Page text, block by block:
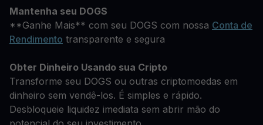
Mantenha seu DOGS
**Ganhe Mais** com seu DOGS com nossa Conta de
Rendimento transparente e segura
Obter Dinheiro Usando sua Cripto
Transforme seu DOGS ou outras criptomoedas em
dinheiro sem vendê-los. É simples e rápido.
Desbloqueie liquidez imediata sem abrir mão do